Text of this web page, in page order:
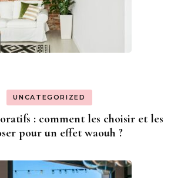
UNCATEGORIZED
: comment les choisir et les
pour un effet waouh ?